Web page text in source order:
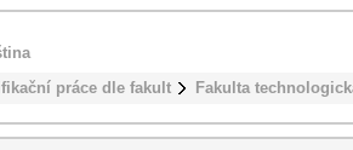
práce dle fakult Fakulta